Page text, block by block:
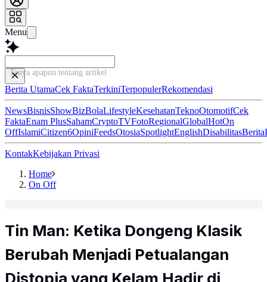
Menu
Tanya apapun tentang artikel ini...
Berita UtamaCek FaktaTerkiniTerpopulerRekomendasi
NewsBisnisShowBizBolaLifestyleKesehatanTeknoOtomotifCek
FaktaEnam PlusSahamCryptoTVFotoRegionalGlobalHotOn
OffIslamiCitizen6OpiniFeedsOtosiaSpotlightEnglishDisabilitasBerita
KontakKebijakan Privasi
Home
On Off
Tin Man: Ketika Dongeng Klasik
Berubah Menjadi Petualangan